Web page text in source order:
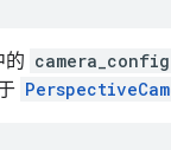
的 camera_config